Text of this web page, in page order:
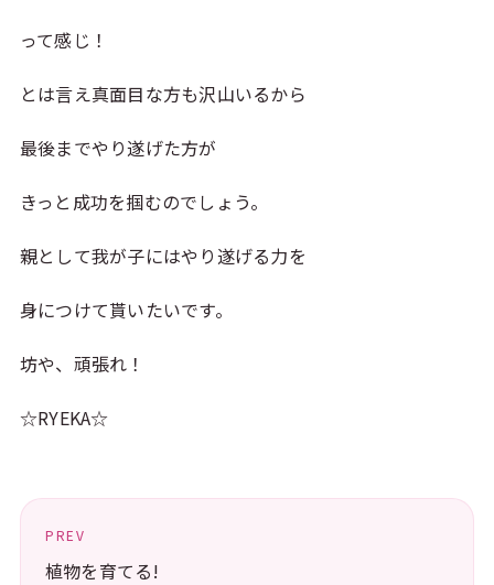
って感じ！
とは言え真面目な方も沢山いるから
最後までやり遂げた方が
きっと成功を掴むのでしょう。
親として我が子にはやり遂げる力を
身につけて貰いたいです。
坊や、頑張れ！
☆RYEKA☆
PREV
植物を育てる!